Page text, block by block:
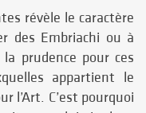
révèle le caractère
des Embriachi ou à
prudence pour ces
appartient le
l’Art. C’est pourquoi